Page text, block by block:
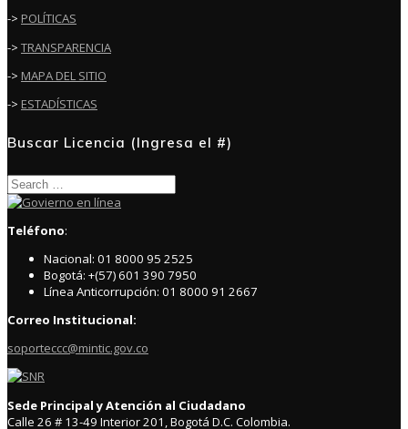
-> POLÍTICAS
-> TRANSPARENCIA
-> MAPA DEL SITIO
-> ESTADÍSTICAS
Buscar Licencia (Ingresa el #)
Search
for:
Teléfono:
Nacional: 01 8000 95 2525
Bogotá: +(57) 601 390 7950
Línea Anticorrupción: 01 8000 91 2667
Correo Institucional:
soporteccc@mintic.gov.co
Sede Principal y Atención al Ciudadano
Calle 26 # 13-49 Interior 201, Bogotá D.C. Colombia.